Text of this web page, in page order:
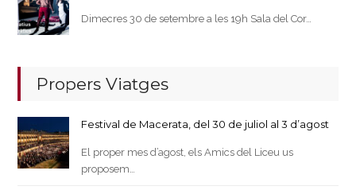
Dimecres 30 de setembre a les 19h Sala del Cor…
Propers Viatges
Festival de Macerata, del 30 de juliol al 3 d’agost
El proper mes d’agost, els Amics del Liceu us
proposem…